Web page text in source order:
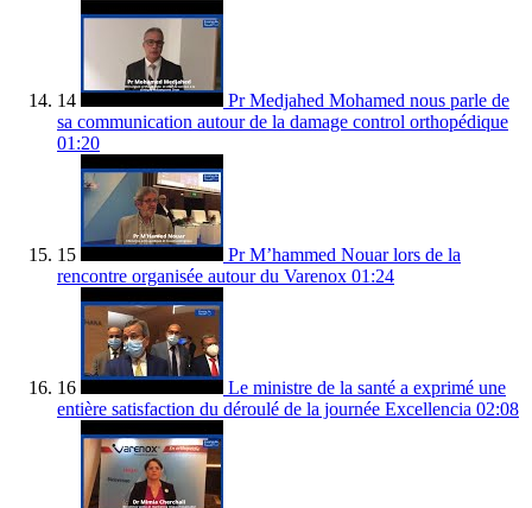
14
Pr Medjahed Mohamed nous parle de
sa communication autour de la damage control orthopédique
01:20
15
Pr M’hammed Nouar lors de la
rencontre organisée autour du Varenox 01:24
16
Le ministre de la santé a exprimé une
entière satisfaction du déroulé de la journée Excellencia 02:08